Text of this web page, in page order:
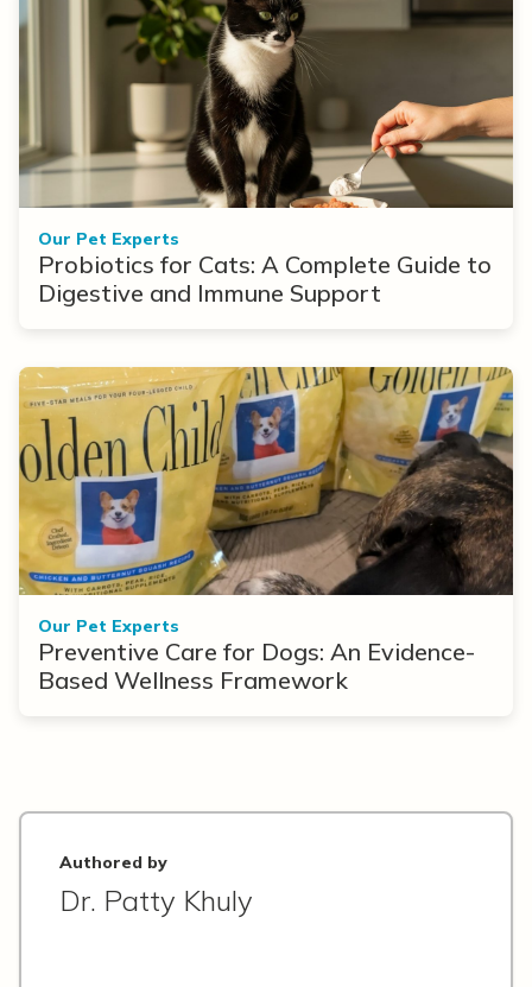
Our Pet Experts
Probiotics for Cats: A Complete Guide to
Digestive and Immune Support
Our Pet Experts
Preventive Care for Dogs: An Evidence-
Based Wellness Framework
Authored by
Dr. Patty Khuly